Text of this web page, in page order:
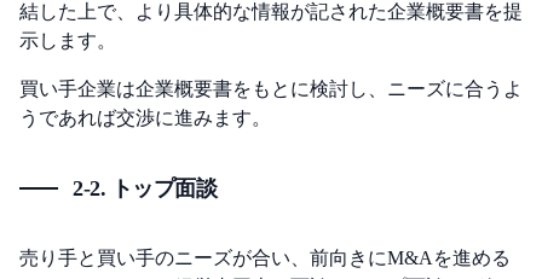
結した上で、より具体的な情報が記された企業概要書を提
示します。
買い手企業は企業概要書をもとに検討し、ニーズに合うよ
うであれば交渉に進みます。
2-2. トップ面談
売り手と買い手のニーズが合い、前向きにM&Aを進める